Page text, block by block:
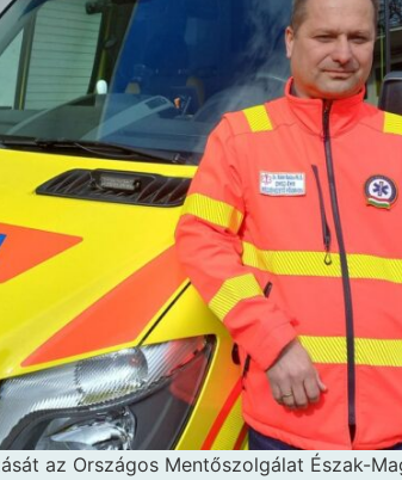
az Országos Mentőszolgálat Észak-